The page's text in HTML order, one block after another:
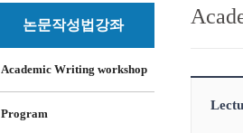
논문작성법강좌
Academic Writing workshop
Program